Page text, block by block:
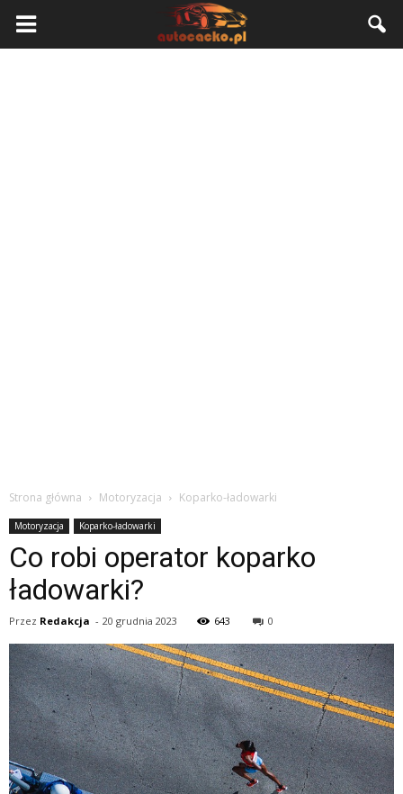
Strona główna Motoryzacja Koparko-ładowarki
Motoryzacja Koparko-ładowarki
Co robi operator koparko
ładowarki?
Przez Redakcja - 20 grudnia 2023 643 0